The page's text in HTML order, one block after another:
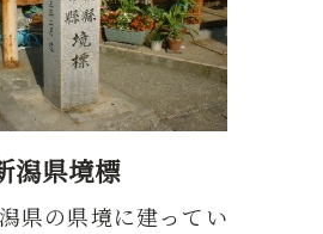
潟県境標
県の県境に建ってい